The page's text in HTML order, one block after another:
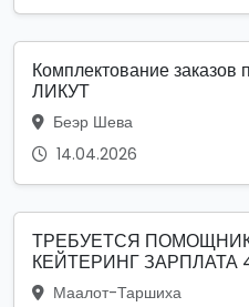
Комплектование
ЛИКУТ
Беэр Шева
14.04.2026
ТРЕБУЕТСЯ
КЕЙТЕРИНГ ЗАРПЛАТА
Маалот-Таршиха